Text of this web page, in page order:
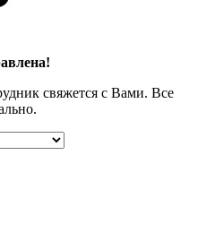
свяжется с Вами. Все